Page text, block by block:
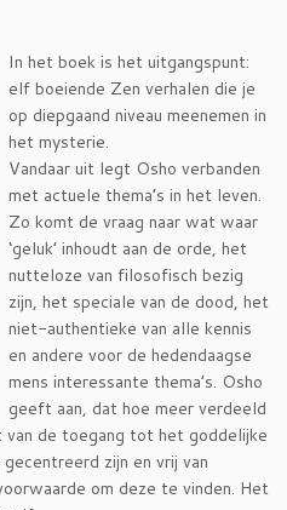
In het boek is het uitgangspunt:
elf boeiende Zen verhalen die je
op diepgaand niveau meenemen in
het mysterie.
Vandaar uit legt Osho verbanden
met actuele thema’s in het leven.
Zo komt de vraag naar wat waar
‘geluk’ inhoudt aan de orde, het
nutteloze van filosofisch bezig
zijn, het speciale van de dood, het
niet-authentieke van alle kennis
en andere voor de hedendaagse
mens interessante thema’s. Osho
geeft aan, dat hoe meer verdeeld
de toegang tot het goddelijke
zijn en vrij van
om deze te vinden. Het